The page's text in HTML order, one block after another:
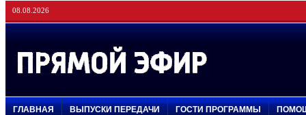
08.08.2026
ГЛАВНАЯ ВЫПУСКИ ПЕРЕДАЧИ ГОСТИ ПРОГРАММЫ